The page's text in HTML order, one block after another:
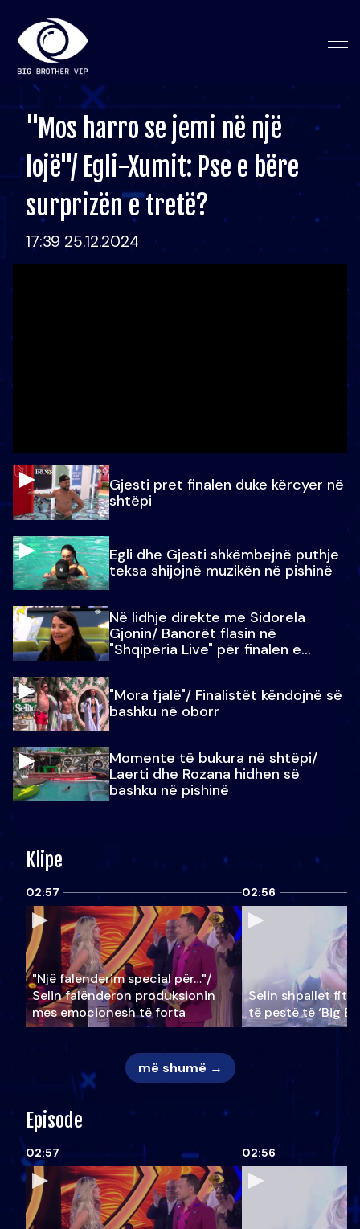
"Mos harro se jemi në një
lojë"/ Egli-Xumit: Pse e bëre
surprizën e tretë?
17:39 25.12.2024
Gjesti pret finalen duke kërcyer në
shtëpi
Egli dhe Gjesti shkëmbejnë puthje
teksa shijojnë muzikën në pishinë
Në lidhje direkte me Sidorela
Gjonin/ Banorët flasin në
"Shqipëria Live" për finalen e
"Mora fjalë"/ Finalistët këndojnë së
bashku në oborr
Momente të bukura në shtëpi/
Laerti dhe Rozana hidhen së
bashku në pishinë
Klipe
02:57
"Një falenderim special për…"/
Selin falënderon produksionin
mes emocionesh të forta
02:56
Selin shpallet
të pestë të ‘Big
më shumë →
Episode
02:57 02:56